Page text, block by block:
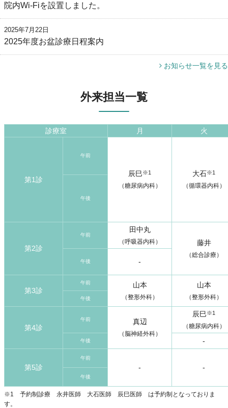
院内Wi-Fiを設置しました。
2025年7月22日
2025年度お盆診療日程案内
お知らせ一覧を見る
外来担当一覧
診療室 月 火
第1診
午前
辰巳※1
（糖尿病内科）
大石※1
（循環器内科）
午後
第2診
午前
田中丸
（呼吸器内科） 藤井
（総合診療）
午後 -
第3診
午前 山本
（整形外科）
山本
（整形外科）
午後
第4診
午前 真辺
（脳神経外科）
辰巳※1
（糖尿病内科）
午後 -
第5診
午前
- -
午後
※1 予約制診療 永井医師 大石医師 辰巳医師 は予約制となっておりま
す。